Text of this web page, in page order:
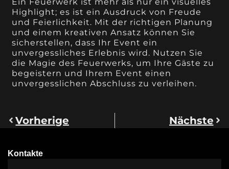
Highlight; es ist ein Ausdruck von Freude
und Feierlichkeit. Mit der richtigen Planung
und einem kreativen Ansatz können Sie
sicherstellen, dass Ihr Event ein
unvergessliches Erlebnis wird. Nutzen Sie
die Magie des Feuerwerks, um Ihre Gäste zu
begeistern und Ihrem Event einen
unvergesslichen Abschluss zu verleihen.
Vorherige Nächste
Kontakte